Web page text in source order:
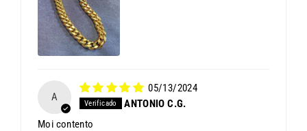
A
05/13/2024
ANTONIO C.G.
Moi contento